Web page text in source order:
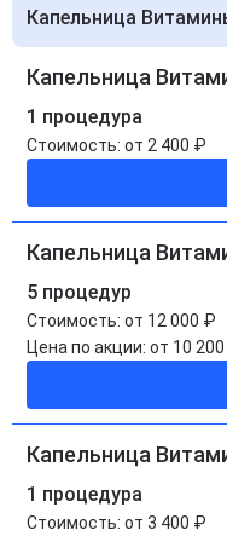
Капельница
Капельница
1 процедура
Стоимость: от 2 400 ₽
Капельница
5 процедур
Стоимость: от 12 000 ₽
Цена по акции: от 10
Капельница
1 процедура
Стоимость: от 3 400 ₽